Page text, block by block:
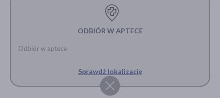
ODBIÓR W APTECE
Odbiór w aptece
Sprawdź lokalizację